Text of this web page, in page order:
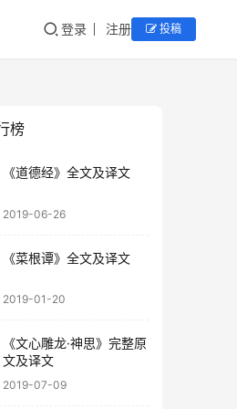
登录 注册 投稿
榜
《道德经》全文及译文
2019-06-26
《菜根谭》全文及译文
2019-01-20
《文心雕龙·神思》完整原
文及译文
2019-07-09